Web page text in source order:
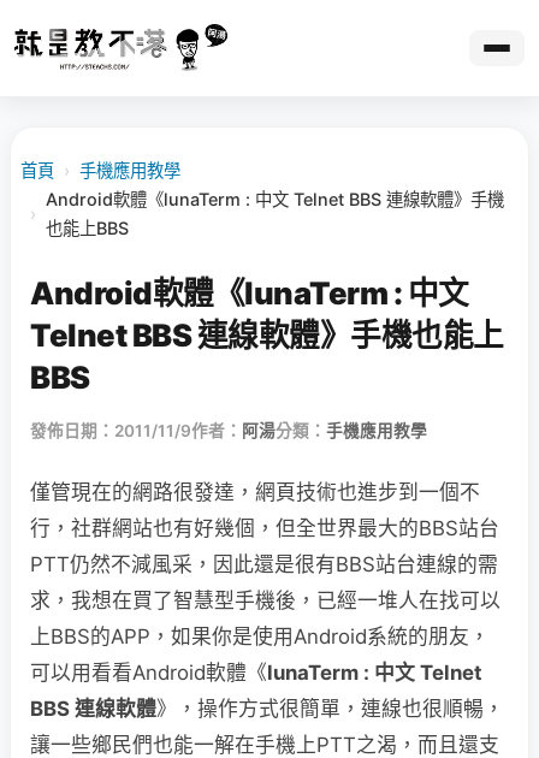
首頁 › 手機應用教學
›
Android軟體《lunaTerm : 中文 Telnet BBS 連線軟體》手機
也能上BBS
Android軟體《lunaTerm : 中文
Telnet BBS 連線軟體》手機也能上
BBS
發佈日期：2011/11/9作者： 阿湯分類： 手機應用教學
僅管現在的網路很發達，網頁技術也進步到一個不
行，社群網站也有好幾個，但全世界最大的BBS站台
PTT仍然不減風采，因此還是很有BBS站台連線的需
求，我想在買了智慧型手機後，已經一堆人在找可以
上BBS的APP，如果你是使用Android系統的朋友，
可以用看看Android軟體《lunaTerm : 中文 Telnet
BBS 連線軟體》，操作方式很簡單，連線也很順暢，
讓一些鄉民們也能一解在手機上PTT之渴，而且還支